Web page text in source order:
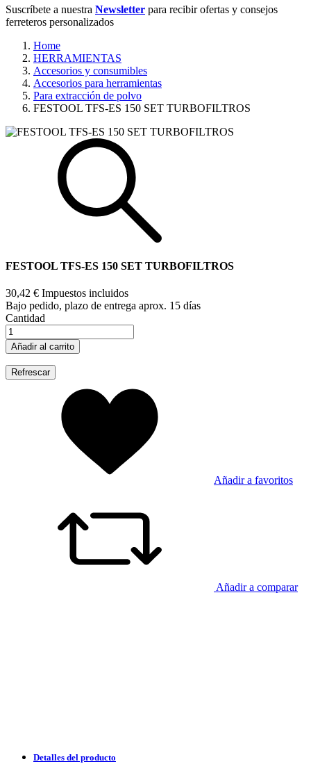
Suscríbete a nuestra Newsletter para recibir ofertas y consejos
ferreteros personalizados
Home
HERRAMIENTAS
Accesorios y consumibles
Accesorios para herramientas
Para extracción de polvo
FESTOOL TFS-ES 150 SET TURBOFILTROS
FESTOOL TFS-ES 150 SET TURBOFILTROS
30,42 € Impuestos incluidos
Bajo pedido, plazo de entrega aprox. 15 días
Cantidad
Añadir al carrito
Añadir a favoritos
Añadir a comparar
Detalles del producto